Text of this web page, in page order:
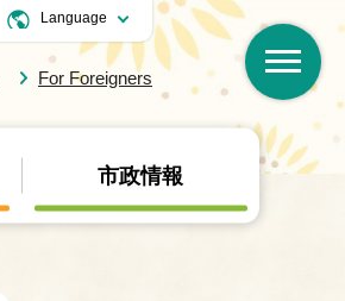
For Foreigners
市政情報